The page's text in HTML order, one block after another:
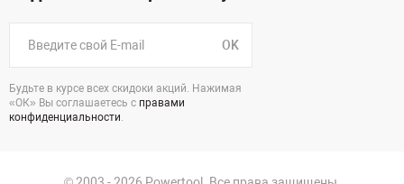
OK
Будьте в курсе всех скидоки акций. Нажимая
«ОК» Вы соглашаетесь с правами
конфиденциальности.